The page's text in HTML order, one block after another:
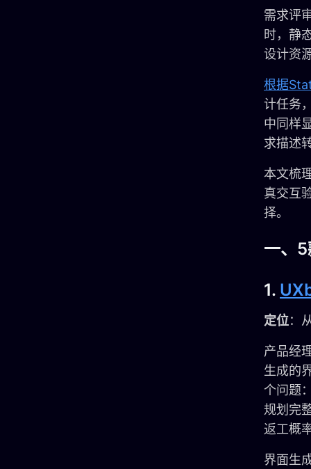
需求评
时，静
设计资
根据
计任务
中同样
求描述
本文梳
真交互
择。
一、
1.
定位：
产品经
生成的
个问题
规划完
返工概
界面生